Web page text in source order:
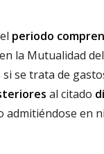
periodo
la Mutualidad
se trata de
al citado
admitiéndose en